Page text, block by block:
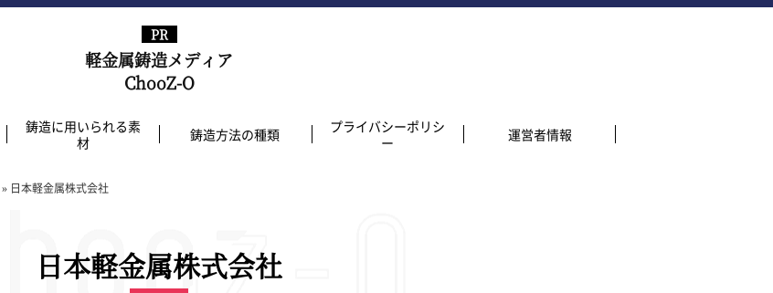
軽金属鋳造メディア
ChooZ-O
鋳造に用いられる素
材
鋳造方法の種類
プライバシーポリシ
ー
運営者情報
» 日本軽金属株式会社
日本軽金属株式会社